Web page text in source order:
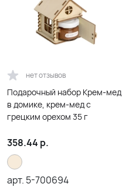
нет отзывов
Подарочный набор Крем-мед
в домике, крем-мед с
грецким орехом 35 г
358.44 р.
арт. 5-700694